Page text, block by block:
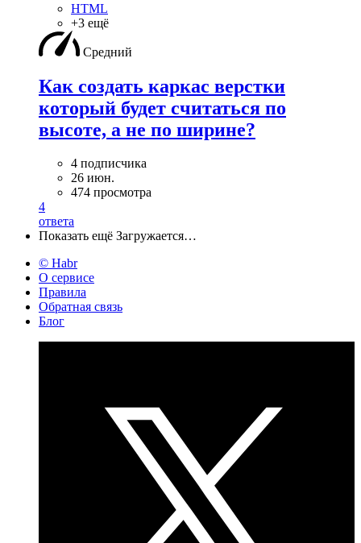
HTML
+3 ещё
Средний
Как создать каркас верстки
который будет считаться по
высоте, а не по ширине?
4 подписчика
26 июн.
474 просмотра
4
ответа
Показать ещё Загружается…
© Habr
О сервисе
Правила
Обратная связь
Блог